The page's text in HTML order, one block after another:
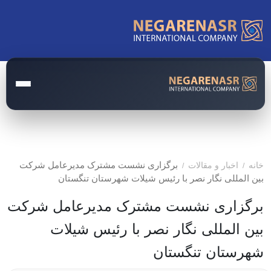
مدارک و مستندات
مقالات
اخبار
درباره ما
تماس با ما
خانه / اخبار و مقالات / برگزاری نشست مشترک مدیرعامل شرکت
بین المللی نگار نصر با رئیس شیلات شهرستان تنگستان
برگزاری نشست مشترک مدیرعامل شرکت
بین المللی نگار نصر با رئیس شیلات
شهرستان تنگستان